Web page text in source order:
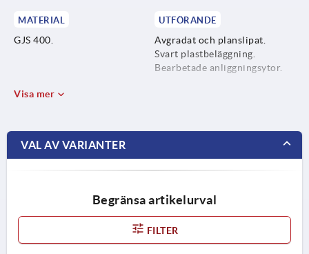
MATERIAL
GJS 400.
UTFÖRANDE
Avgradat och planslipat.
Svart plastbeläggning.
Bearbetade anliggningsytor.
Visa mer
VAL AV VARIANTER
Begränsa artikelurval
FILTER